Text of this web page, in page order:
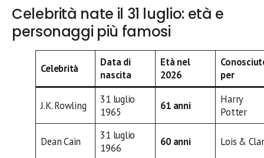
Celebrità nate il 31 luglio: età e
personaggi più famosi
Celebrità
Data di
nascita
Età nel
2026
per
J.K. Rowling
31 luglio
1965
61 anni
Harry
Potter
Dean Cain
31 luglio
1966
60 anni Lois &